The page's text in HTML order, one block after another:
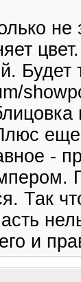
не
-
Так
и